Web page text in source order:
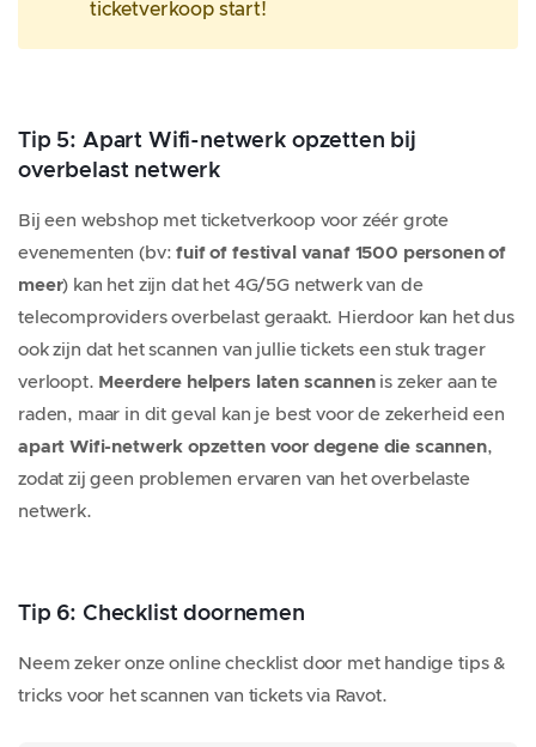
ticketverkoop start!
Tip 5: Apart Wifi-netwerk opzetten bij
overbelast netwerk
Bij een webshop met ticketverkoop voor zéér grote
evenementen (bv:fuif of festival vanaf 1500 personen of
meer) kan het zijn dat het 4G/5G netwerk van de
telecomproviders overbelast geraakt. Hierdoor kan het dus
ook zijn dat het scannen van jullie tickets een stuk trager
verloopt. Meerdere helpers laten scannenis zeker aan te
raden, maar in dit geval kan je best voor de zekerheid een
apart Wifi-netwerk opzetten voor degene die scannen,
zodat zij geen problemen ervaren van het overbelaste
netwerk.
Tip 6: Checklist doornemen
Neem zeker onze online checklist door met handige tips &
tricks voor het scannen van tickets via Ravot.